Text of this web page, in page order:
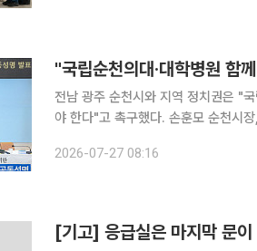
"국립순천의대·대학병원 함
전남 광주 순천시와 지역 정치권은 "
야 한다"고 촉구했다. 손훈모 순천시장, 지역구 국회의원인 더불어민주당 김문수·권향엽 의원, 순천
설이 밀집한 지역인데도 국립대병원
2026-07-27 08:16
[기고] 응급실은 마지막 문